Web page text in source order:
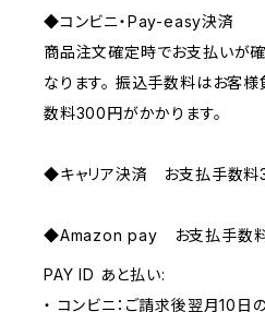
◆コンビニ・Pay-easy決済
商品注文確定時でお支払いが
なります。 振込手数料はお客様
数料300円がかかります。
◆キャリア決済 お支払手数料
◆Amazon pay お支払手数料
PAY ID あと払い:
・ コンビニ：ご請求後翌月10日